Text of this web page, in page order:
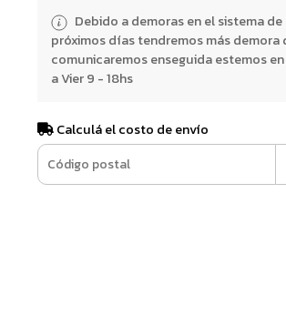
Debido a demoras en el sistema
próximos días tendremos más demora
comunicaremos enseguida estemos
a Vier 9 - 18hs
Calculá el costo de envío